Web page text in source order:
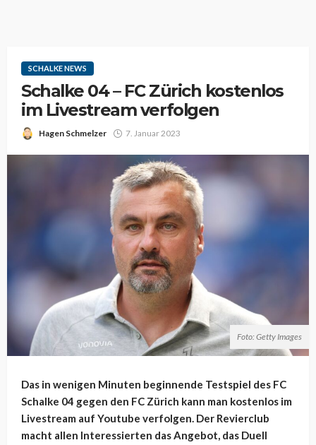
SCHALKE NEWS
Schalke 04 – FC Zürich kostenlos
im Livestream verfolgen
Hagen Schmelzer 7. Januar 2023
Foto: Getty Images
Das in wenigen Minuten beginnende Testspiel des FC
Schalke 04 gegen den FC Zürich kann man kostenlos im
Livestream auf Youtube verfolgen. Der Revierclub
macht allen Interessierten das Angebot, das Duell